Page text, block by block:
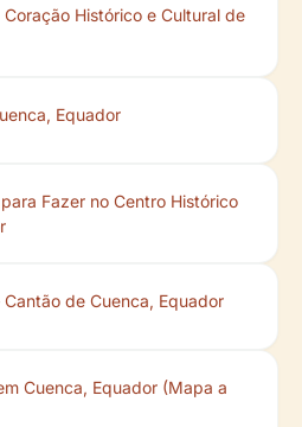
Histórico e Cultural de
Equador
Fazer no Centro Histórico
de Cuenca, Equador
Cuenca, Equador (Mapa a